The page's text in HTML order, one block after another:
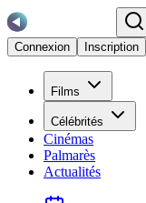
Connexion
Inscription
Films
Célébrités
Cinémas
Palmarès
Actualités